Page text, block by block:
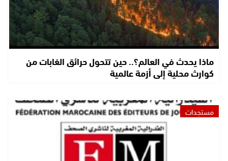
ماذا يحدث في العالم؟.. حين تتحول حرائق الغابات من
كوارث محلية إلى أزمة عالمية
مستجدات